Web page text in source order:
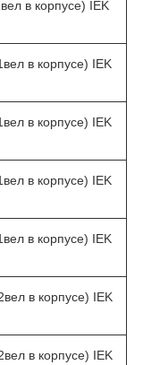
в корпусе) IEK
в корпусе) IEK
в корпусе) IEK
в корпусе) IEK
в корпусе) IEK
в корпусе) IEK
в корпусе) IEK